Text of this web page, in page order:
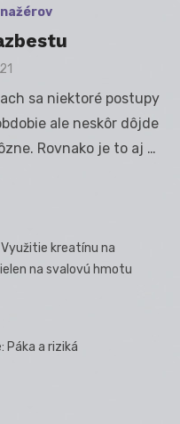
sa niektoré postupy
ale neskôr dôjde
Rovnako je to aj …
kreatínu na
na svalovú hmotu
Páka a riziká